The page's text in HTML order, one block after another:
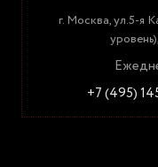
г. Москва, ул.5-я
+7 (495)